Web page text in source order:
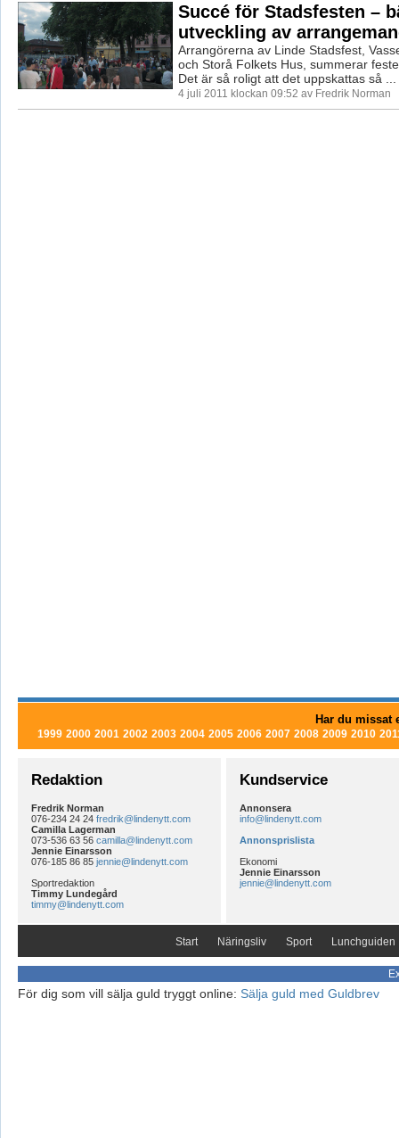
Succé för Stadsfesten –
utveckling av
Arrangörerna av Linde Stadsfest,
och Storå Folkets Hus, summerar
Det är så roligt att det uppskattas så ...
4 juli 2011 klockan 09:52 av Fredrik Norman
Har du missat
1999 2000 2001 2002 2003 2004 2005 2006 2007 2008 2009 2010
Redaktion
Fredrik Norman
076-234 24 24 fredrik@lindenytt.com
Camilla Lagerman
073-536 63 56 camilla@lindenytt.com
Jennie Einarsson
076-185 86 85 jennie@lindenytt.com
Sportredaktion
Timmy Lundegård
timmy@lindenytt.com
Kundservice
Annonsera
info@lindenytt.com
Annonsprislista
Ekonomi
Jennie Einarsson
jennie@lindenytt.com
Start Näringsliv Sport Lunchguiden
För dig som vill sälja guld tryggt online: Sälja guld med Guldbrev